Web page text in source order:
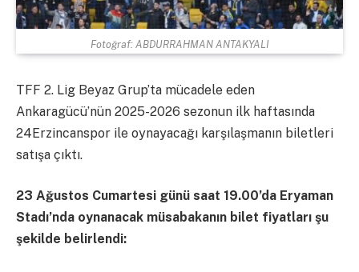
Fotoğraf: ABDURRAHMAN ANTAKYALI
TFF 2. Lig Beyaz Grup’ta mücadele eden
Ankaragücü’nün 2025-2026 sezonun ilk haftasında
24Erzincanspor ile oynayacağı karşılaşmanın biletleri
satışa çıktı.
23 Ağustos Cumartesi günü saat 19.00’da Eryaman
Stadı’nda oynanacak müsabakanın bilet fiyatları şu
şekilde belirlendi: